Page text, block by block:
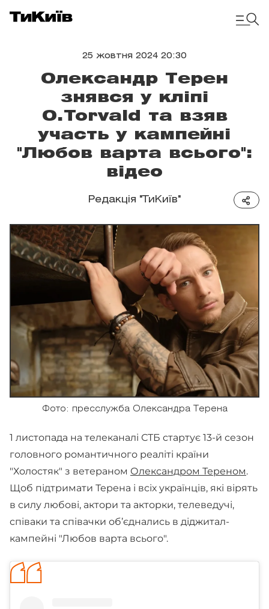
25 жовтня 2024 20:30
Олександр Терен
знявся у кліпі
O.Torvald та взяв
участь у кампейні
"Любов варта всього":
відео
Редакція "ТиКиїв"
Фото: пресслужба Олександра Терена
1 листопада на телеканалі СТБ стартує 13-й сезон
головного романтичного реаліті країни
"Холостяк" з ветераном Олександром Тереном.
Щоб підтримати Терена і всіх українців, які вірять
в силу любові, актори та акторки, телеведучі,
співаки та співачки об’єднались в діджитал-
кампейні "Любов варта всього".